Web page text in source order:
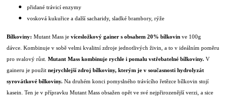
přidané trávicí enzymy
vosková kukuřice a další sacharidy, sladké brambory, rýže
Bílkoviny: Mutant Mass je vícesložkový gainer s obsahem 20% bílkovinve 100g
dávce. Kombinuje v sobě velmi kvalitní zdroje jednotlivých živin, a to v ideálním poměru
pro svalový růst.Mutant Mass kombinuje rychle i pomalu vstřebatelné bílkoviny. V
gaineru je použitnejrychlejší zdroj bílkoviny, kterým je v současnosti hydrolyzát
syrovátkové bílkoviny. Na druhém konci pomyslného trávícího řetězce bílkovin stojí
kasein. Ten je v přípravku Mutant Mass obsažen opět ve své nejpřirozenější verzi, a sice